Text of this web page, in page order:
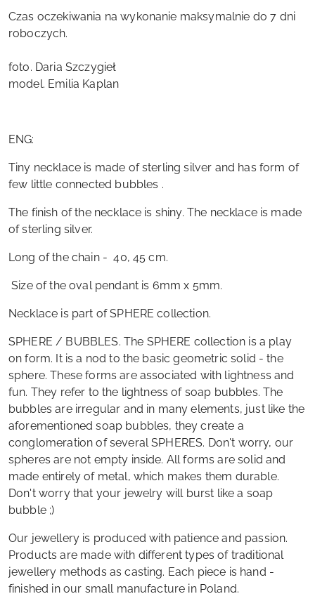
Czas oczekiwania na wykonanie maksymalnie do 7 dni
roboczych.
foto. Daria Szczygieł
model. Emilia Kaplan
ENG:
Tiny necklace is made of sterling silver and has form of
few little connected bubbles .
The finish of the necklace is shiny. The necklace is made
of sterling silver.
Long of the chain - 40, 45 cm.
Size of the oval pendant is 6mm x 5mm.
Necklace is part of SPHERE collection.
SPHERE / BUBBLES. The SPHERE collection is a play
on form. It is a nod to the basic geometric solid - the
sphere. These forms are associated with lightness and
fun. They refer to the lightness of soap bubbles. The
bubbles are irregular and in many elements, just like the
aforementioned soap bubbles, they create a
conglomeration of several SPHERES. Don't worry, our
spheres are not empty inside. All forms are solid and
made entirely of metal, which makes them durable.
Don't worry that your jewelry will burst like a soap
bubble ;)
Our jewellery is produced with patience and passion.
Products are made with different types of traditional
jewellery methods as casting. Each piece is hand -
finished in our small manufacture in Poland.